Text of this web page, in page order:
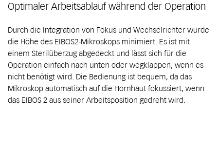
Optimaler Arbeitsablauf während der Operation
Durch die Integration von Fokus und Wechselrichter wurde
die Höhe des EIBOS2-Mikroskops minimiert. Es ist mit
einem Sterilüberzug abgedeckt und lässt sich für die
Operation einfach nach unten oder wegklappen, wenn es
nicht benötigt wird. Die Bedienung ist bequem, da das
Mikroskop automatisch auf die Hornhaut fokussiert, wenn
das EIBOS 2 aus seiner Arbeitsposition gedreht wird.